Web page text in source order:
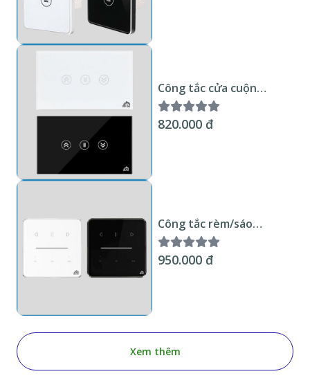
Công tắc cửa cuộn
thông minh Zigbee KNX
Smart Home Mặt kính
trắng hoặc đen viền kim
820.000 đ
Công tắc rèm/sáo
thông minh Zigbee KNX
Smart Home Mặt kính
trắng hoặc đen không
950.000 đ
Xem thêm